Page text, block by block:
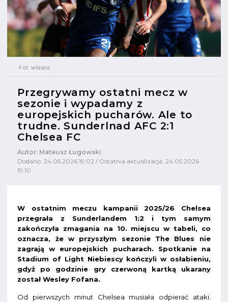
Fot. własne
Przegrywamy ostatni mecz w
sezonie i wypadamy z
europejskich pucharów. Ale to
trudne. Sunderlnad AFC 2:1
Chelsea FC
Autor: Mateusz Ługowski
Dodano: 24.05.2026 19:02 / Ostatnia aktualizacja: 24.05.2026
19:10
W ostatnim meczu kampanii 2025/26 Chelsea
przegrała z Sunderlandem 1:2 i tym samym
zakończyła zmagania na 10. miejscu w tabeli, co
oznacza, że w przyszłym sezonie The Blues nie
zagrają w europejskich pucharach. Spotkanie na
Stadium of Light Niebiescy kończyli w osłabieniu,
gdyż po godzinie gry czerwoną kartką ukarany
został Wesley Fofana.
Od pierwszych minut Chelsea musiała odpierać ataki.